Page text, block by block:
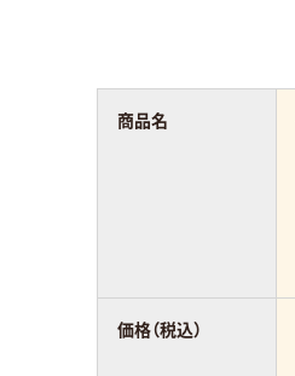
商品名
価格（税込）